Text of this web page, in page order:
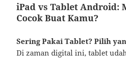
iPad vs Tablet Android:
Cocok Buat Kamu?
Sering Pakai Tablet? Pilih
Di zaman digital ini, tablet